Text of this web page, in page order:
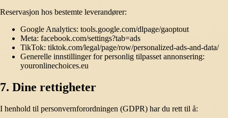
Reservasjon hos bestemte leverandører:
Google Analytics: tools.google.com/dlpage/gaoptout
Meta: facebook.com/settings?tab=ads
TikTok: tiktok.com/legal/page/row/personalized-ads-and-data/
Generelle innstillinger for personlig tilpasset annonsering:
youronlinechoices.eu
7. Dine rettigheter
I henhold til personvernforordningen (GDPR) har du rett til å: